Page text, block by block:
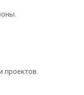
проектов.